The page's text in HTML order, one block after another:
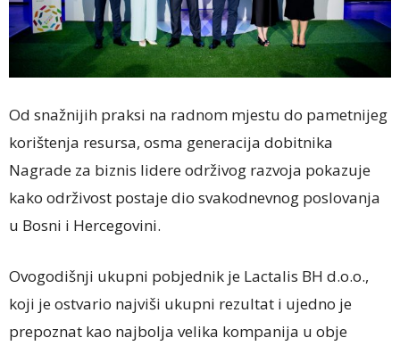
Od snažnijih praksi na radnom mjestu do pametnijeg
korištenja resursa, osma generacija dobitnika
Nagrade za biznis lidere održivog razvoja pokazuje
kako održivost postaje dio svakodnevnog poslovanja
u Bosni i Hercegovini.
Ovogodišnji ukupni pobjednik je Lactalis BH d.o.o.,
koji je ostvario najviši ukupni rezultat i ujedno je
prepoznat kao najbolja velika kompanija u obje